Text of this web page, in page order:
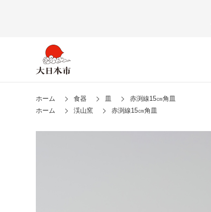
ホーム 食器 皿
赤渕線15㎝角皿
ホーム
渓山窯 赤渕線15㎝角皿